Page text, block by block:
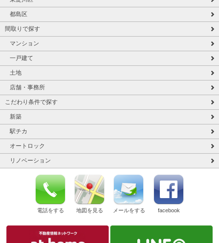
都島区
間取りで探す
マンション
一戸建て
土地
店舗・事務所
こだわり条件で探す
新築
駅チカ
オートロック
リノベーション
電話をする 地図を見る メールをする facebook